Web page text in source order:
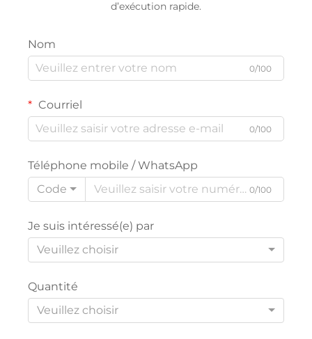
d’exécution rapide.
Nom
0/100
Courriel
0/100
Téléphone mobile / WhatsApp
Code
0/100
Je suis intéressé(e) par
Veuillez choisir
Quantité
Veuillez choisir